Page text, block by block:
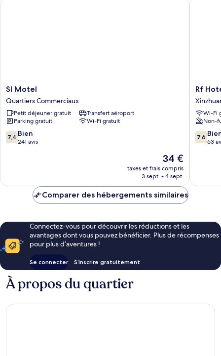
Chambre
Sl
Motel
Quartiers
Commerciaux
Sl Motel
Quartiers Commerciaux
Petit déjeuner gratuit
Transfert aéroport
Parking gratuit
Wi-Fi gratuit
7.4
sur
7,4 Bien
241 avis
Le
nouveau
prix
de
34 €
taxes et frais compris
3 sept. - 4 sept.
Rf
Hotel
-
Rf
Wi-Fi
Non-
7.6
sur
7,6
63
Comparer des hébergements similaires
Connectez-vous pour découvrir les réductions et les
avantages dont vous pouvez bénéficier. Plus de récompenses
pour plus d’aventures !
Se connecter S’inscrire gratuitement
À propos du quartier